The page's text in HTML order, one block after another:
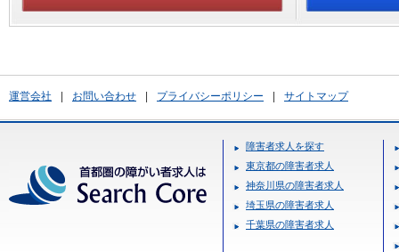
運営会社 お問い合わせ プライバシーポリシー サイトマップ
障害者求人を探す
東京都の障害者求人
神奈川県の障害者求人
埼玉県の障害者求人
千葉県の障害者求人